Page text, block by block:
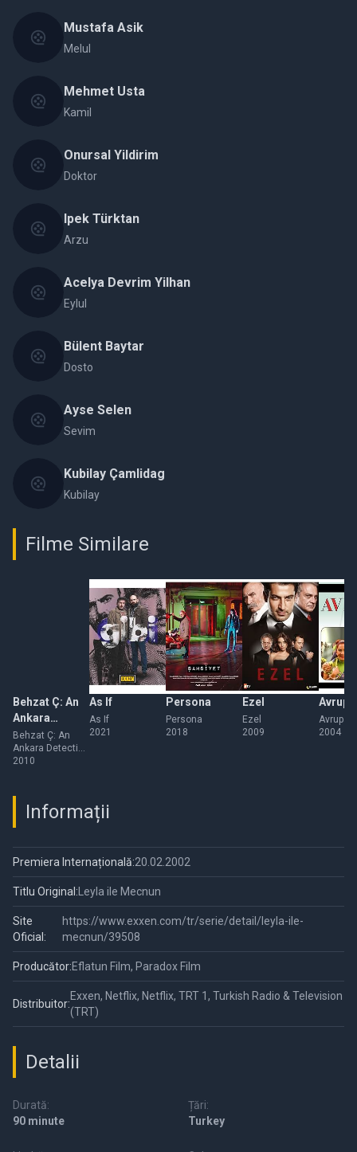
Mustafa Asik
Melul
Mehmet Usta
Kamil
Onursal Yildirim
Doktor
Ipek Türktan
Arzu
Acelya Devrim Yilhan
Eylul
Bülent Baytar
Dosto
Ayse Selen
Sevim
Kubilay Çamlidag
Kubilay
Filme Similare
Behzat Ç: An
Ankara
Detective
Story
Behzat Ç: An
Ankara Detective
Story
2010
As If
As If
2021
Persona
Persona
2018
Ezel
Ezel
2009
Avrupa
2004
Informații
Premiera Internațională:20.02.2002
Titlu Original:Leyla ile Mecnun
Site
Oficial:
https://www.exxen.com/tr/serie/detail/leyla-ile-
mecnun/39508
Producător:Eflatun Film, Paradox Film
Distribuitor:
Exxen, Netflix, Netflix, TRT 1, Turkish Radio & Television
(TRT)
Detalii
Durată:
90 minute
Țări:
Turkey